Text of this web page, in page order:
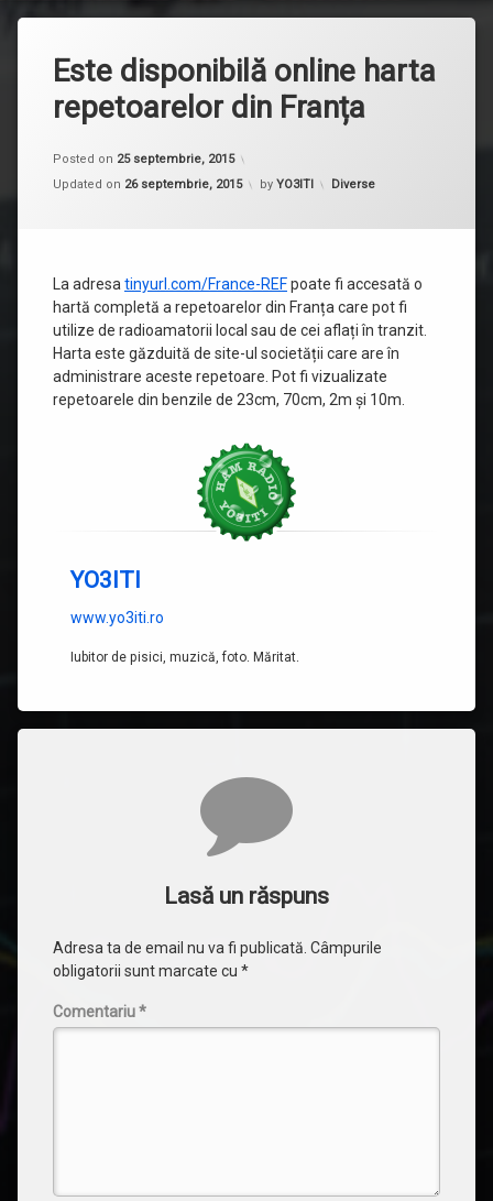
Este disponibilă online harta
repetoarelor din Franța
Posted on 25 septembrie, 2015
Updated on 26 septembrie, 2015 by YO3ITI Categorii:
Diverse
La adresa tinyurl.com/France-REFpoate fi accesată o
hartă completă a repetoarelor din Franța care pot fi
utilize de radioamatorii local sau de cei aflați în tranzit.
Harta este găzduită de site-ul societății care are în
administrare aceste repetoare. Pot fi vizualizate
repetoarele din benzile de 23cm, 70cm, 2m și 10m.
YO3ITI
www.yo3iti.ro
Iubitor de pisici, muzică, foto. Măritat.
Lasă un răspuns
Adresa ta de email nu va fi publicată. Câmpurile
obligatorii sunt marcate cu *
Comentariu*